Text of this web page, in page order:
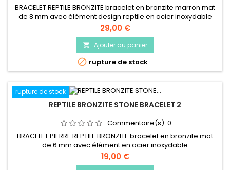
BRACELET REPTILE BRONZITE bracelet en bronzite marron mat
de 8 mm avec élément design reptile en acier inoxydable
Prix
29,00 €
 Ajouter au panier
 rupture de stock
rupture de stock
REPTILE BRONZITE STONE BRACELET 2
Commentaire(s): 0
BRACELET PIERRE REPTILE BRONZITE bracelet en bronzite mat
de 6 mm avec élément en acier inoxydable
Prix
19,00 €